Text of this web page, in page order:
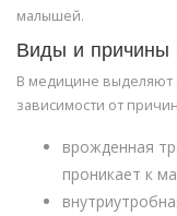
малышей.
Виды и причины
В медицине
зависимости от
врожденная
проникает к